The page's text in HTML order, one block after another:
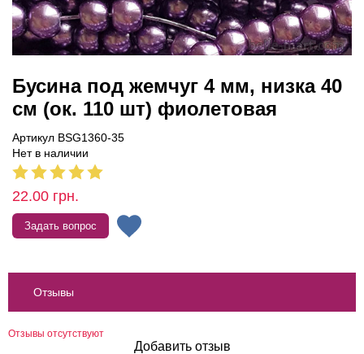
Бусина под жемчуг 4 мм, низка 40
см (ок. 110 шт) фиолетовая
Артикул BSG1360-35
Нет в наличии
22.00 грн.
Задать вопрос
Отзывы
Отзывы отсутствуют
Добавить отзыв